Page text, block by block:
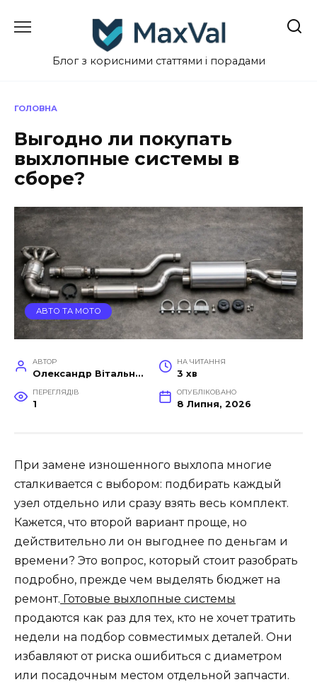
до
Блог з корисними статтями і порадами
ГОЛОВНА
Выгодно ли покупать
выхлопные системы в
сборе?
АВТО ТА МОТО
АВТОР
Олександр Вітальний
НА ЧИТАННЯ
3 хв
ПЕРЕГЛЯДІВ
1
ОПУБЛІКОВАНО
8 Липня, 2026
При замене изношенного выхлопа многие
сталкивается с выбором: подбирать каждый
узел отдельно или сразу взять весь комплект.
Кажется, что второй вариант проще, но
действительно ли он выгоднее по деньгам и
времени? Это вопрос, который стоит разобрать
подробно, прежде чем выделять бюджет на
ремонт. Готовые выхлопные системы
продаются как раз для тех, кто не хочет тратить
недели на подбор совместимых деталей. Они
избавляют от риска ошибиться с диаметром
или посадочным местом отдельной запчасти.